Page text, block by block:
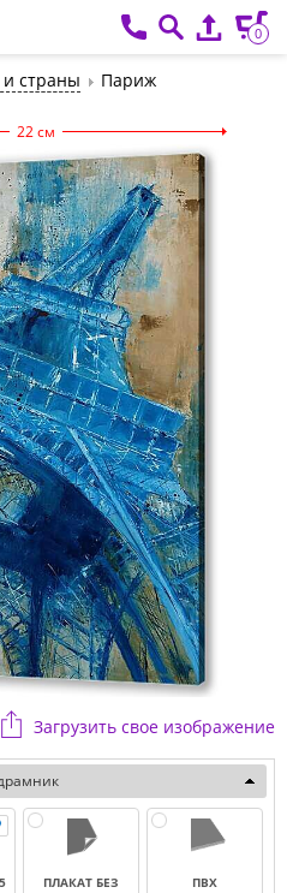
0
и страны Париж
22 см
Загрузить свое изображение
ПЛАКАТ БЕЗ
ПВХ